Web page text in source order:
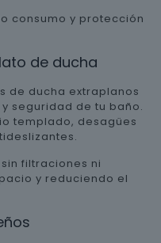
consumo y protección
de ducha
de ducha extraplanos
seguridad de tu baño.
templado, desagües
filtraciones ni
y reduciendo el